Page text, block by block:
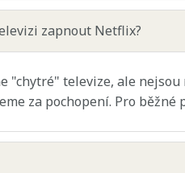
zapnout Netflix?
"chytré" televize, ale
za pochopení. Pro